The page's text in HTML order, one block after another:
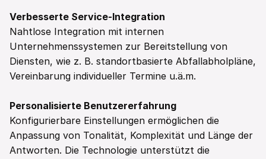
Verbesserte Service-Integration
Nahtlose Integration mit internen
Unternehmenssystemen zur Bereitstellung von
Diensten, wie z. B. standortbasierte Abfallabholpläne,
Vereinbarung individueller Termine u.ä.m.
Personalisierte Benutzererfahrung
Konfigurierbare Einstellungen ermöglichen die
Anpassung von Tonalität, Komplexität und Länge der
Antworten. Die Technologie unterstützt die